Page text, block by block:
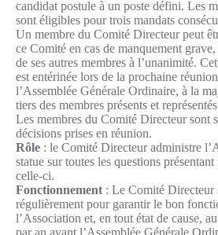
candidat postule à un poste défini. Les
sont éligibles pour trois mandats
Un membre du Comité Directeur peut
ce Comité en cas de manquement
de ses autres membres à l’unanimité.
est entérinée lors de la prochaine
l’Assemblée Générale Ordinaire, à la
tiers des membres présents et
Les membres du Comité Directeur sont
décisions prises en réunion.
Rôle : le Comité Directeur administre
statue sur toutes les questions
celle-ci.
Fonctionnement : Le Comité Directeur
régulièrement pour garantir le bon
l’Association et, en tout état de cause,